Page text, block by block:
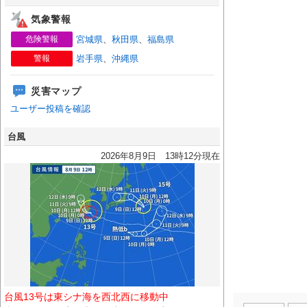
気象警報
危険警報 宮城県、 秋田県、 福島県
警報 岩手県、 沖縄県
災害マップ
ユーザー投稿を確認
台風
2026年8月9日 13時12分現在
台風13号は東シナ海を西北西に移動中